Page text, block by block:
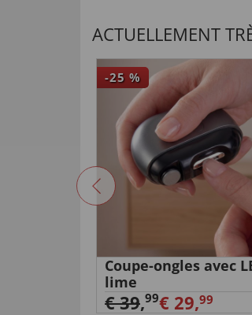
ACTUELLEMENT
-25 %
Coupe-ongles avec
lime
€ 39,99€ 29,99